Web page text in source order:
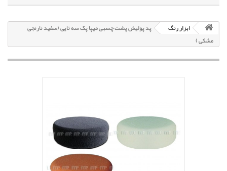
ابزار رنگ
پد پولیش پشت چسبی میپا پک سه تایی (سفید نارنجی
مشکی )